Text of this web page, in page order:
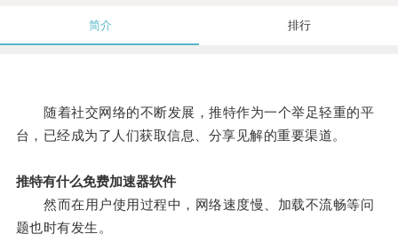
简介 排行
随着社交网络的不断发展，推特作为一个举足轻重的平
台，已经成为了人们获取信息、分享见解的重要渠道。
推特有什么免费加速器软件
然而在用户使用过程中，网络速度慢、加载不流畅等问
题也时有发生。